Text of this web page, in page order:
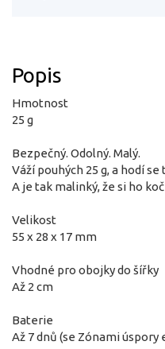
Popis
Hmotnost
25 g
Bezpečný. Odolný. Malý.
Váží pouhých 25 g, a hodí
A je tak malinký, že si ho
Velikost
55 x 28 x 17 mm
Vhodné pro obojky do šířky
Až 2 cm
Baterie
Až 7 dnů (se Zónami úspory